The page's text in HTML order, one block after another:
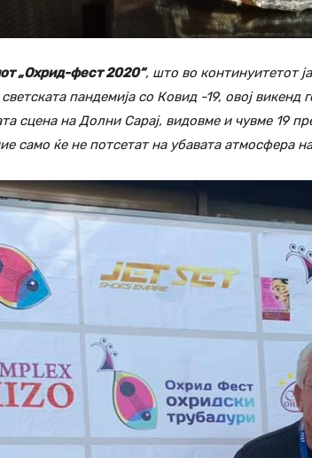
„Охрид-фест 2020“, што во континуитетот
пандемија со Ковид -19, овој
сцена на Долни Сарај, видовме и чувме 19
само ќе не потсетат на убавата атмосфера